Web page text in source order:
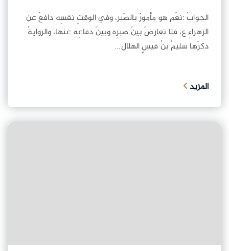
الجوابُ :نعَم هو مأمورٌ بالصّبر، وفي الوقتِ نفسِه دافعَ عن
الزهراءِ ع، فلا تعارضَ بينَ صبرِه وبينَ دفاعِه عنها، والروايةُ
ذكرَها سليمُ بنُ قيسٍ الهلال...
المزيد